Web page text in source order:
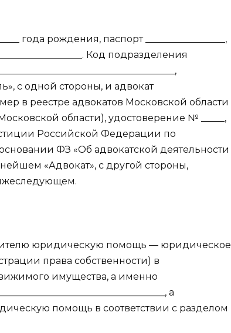
года рождения, паспорт _________________,
Код подразделения
с одной стороны, и адвокат
в реестре адвокатов Московской области
Московской области), удостоверение № _____,
Российской Федерации по
ФЗ «Об адвокатской деятельности
«Адвокат», с другой стороны,
юридическую помощь — юридическое
права собственности) в
имущества, а именно
а
помощь в соответствии с разделом